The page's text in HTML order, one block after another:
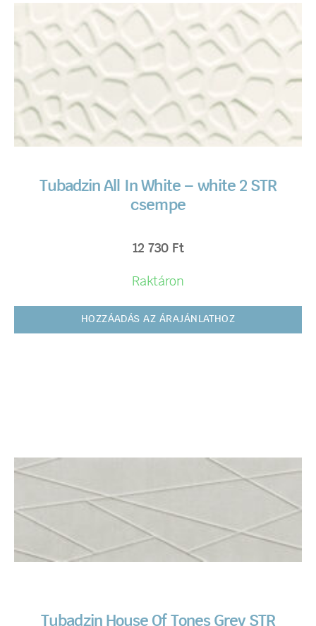
Tubadzin All In White – white 2 STR
csempe
12 730 Ft
Raktáron
HOZZÁADÁS AZ ÁRAJÁNLATHOZ
Tubadzin House Of Tones Grey STR